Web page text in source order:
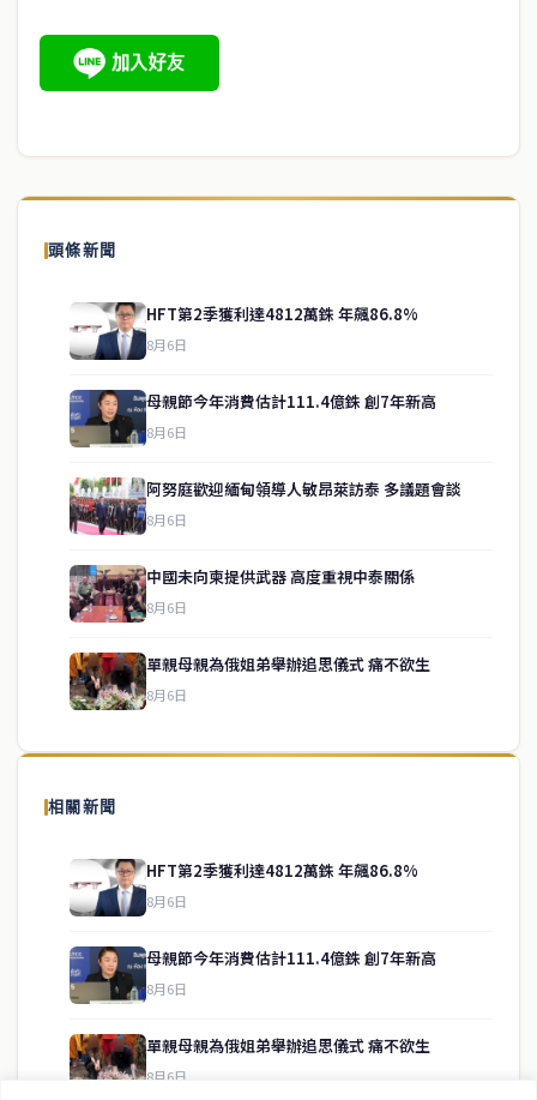
頭條新聞
HFT第2季獲利達4812萬銖 年飆86.8%
8月6日
母親節今年消費估計111.4億銖 創7年新高
8月6日
阿努庭歡迎緬甸領導人敏昂萊訪泰 多議題會談
8月6日
中國未向柬提供武器 高度重視中泰關係
8月6日
單親母親為俄姐弟舉辦追思儀式 痛不欲生
8月6日
相關新聞
HFT第2季獲利達4812萬銖 年飆86.8%
8月6日
母親節今年消費估計111.4億銖 創7年新高
8月6日
單親母親為俄姐弟舉辦追思儀式 痛不欲生
8月6日
關於我們
泰國中文新聞（TCN）是一家總部設於曼谷的中文新聞媒體，致力於
供即時、客觀、多元的中文新聞內容。
房地產
service@thaichinesenews.com